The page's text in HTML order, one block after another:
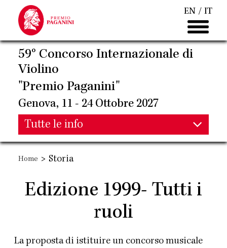
contenuto
principale
EN IT
59° Concorso Internazionale di
Violino
"Premio Paganini"
Genova, 11 - 24 Ottobre 2027
Main
navigation
Tutte le info
Main
navigation
Home > Storia
Edizione 1999- Tutti i
ruoli
La proposta di istituire un concorso musicale